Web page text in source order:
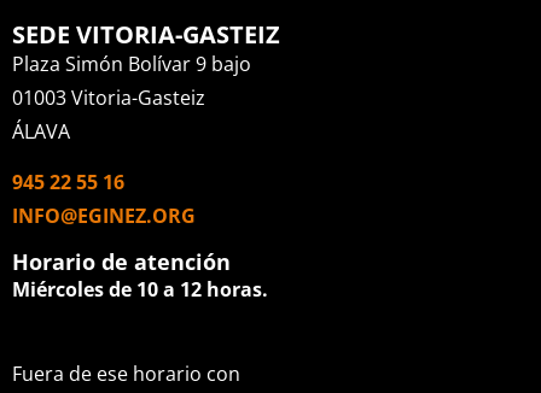
SEDE VITORIA-GASTEIZ
Plaza Simón Bolívar 9 bajo
01003 Vitoria-Gasteiz
ÁLAVA
945 22 55 16
INFO@EGINEZ.ORG
Horario de atención
Miércoles de 10 a 12 horas.
Fuera de ese horario con